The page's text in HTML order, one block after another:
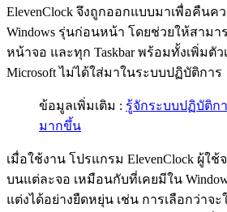
ElevenClock จึงถูกออกแบบมาเพื่อคืนค
Windows รุ่นก่อนหน้า โดยช่วยให้สาม
หน้าจอ และทุก Taskbar พร้อมทั้งเพิ่มตั
Microsoft ไม่ได้ใส่มาในระบบปฏิบัติการ
ข้อมูลเพิ่มเติม : รู้จักระบบปฏิบัติกา
มากขึ้น
เมื่อใช้งาน โปรแกรม ElevenClock ผู้ใ
บนแต่ละจอ เหมือนกับที่เคยมีใน
แต่งได้อย่างยืดหยุ่น เช่น การเลือกว่าจ